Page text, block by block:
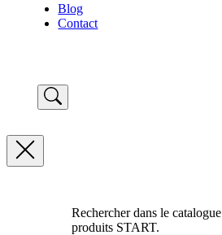
Blog
Contact
Rechercher dans le catalogue
produits START.